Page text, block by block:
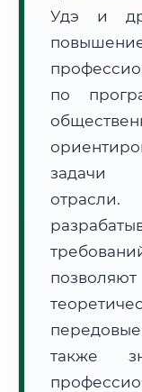
Формат учебы:
🗺️ Зона
Расчет логистики
• Маршрут транзита:
• Экспресс-доставка
📜 Документы и
🔍Нажмите на
Удэ и
по
задачи
также